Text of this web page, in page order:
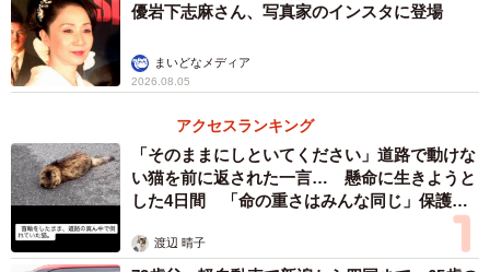
優岩下志麻さん、写真家のインスタに登場
まいどなメディア
2026.08.05
アクセスランキング
「そのままにしといてください」道路で動けな
い猫を前に返された一言… 懸命に生きようと
した4日間 「命の重さはみんな同じ」保護団
渡辺 晴子